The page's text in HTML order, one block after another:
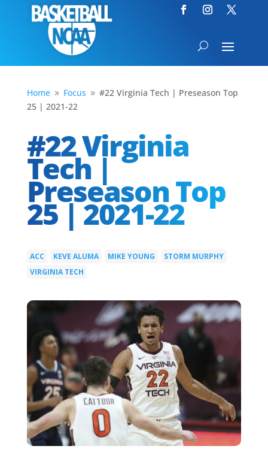
Home 9 Focus 9 #22 Virginia Tech | Preseason Top
25 | 2021-22
#22 Virginia
Tech |
Preseason Top
25 | 2021-22
ACC KEVE ALUMA MIKE YOUNG STORM MURPHY
VIRGINIA TECH